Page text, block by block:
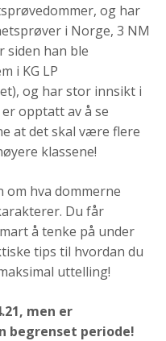
og har
i Norge, 3 NM
siden han ble
i KG LP
og har stor innsikt i
opptatt av å se
at det skal være flere
klassene!
hva dommerne
Du får
å tenke på under
tips til hvordan du
uttelling!
men er
begrenset periode!